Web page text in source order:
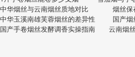
中华烟丝与云南烟丝质地对比
中华玉溪南雄芙蓉烟丝的差异性
国产手卷烟丝发酵调香实操指南
烟丝
国产
云南烟